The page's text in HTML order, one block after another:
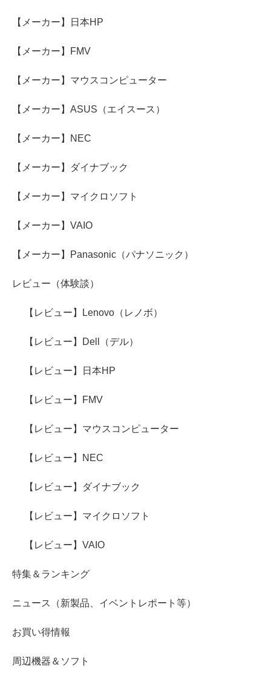
【メーカー】日本HP
【メーカー】FMV
【メーカー】マウスコンピューター
【メーカー】ASUS（エイスース）
【メーカー】NEC
【メーカー】ダイナブック
【メーカー】マイクロソフト
【メーカー】VAIO
【メーカー】Panasonic（パナソニック）
レビュー（体験談）
【レビュー】Lenovo（レノボ）
【レビュー】Dell（デル）
【レビュー】日本HP
【レビュー】FMV
【レビュー】マウスコンピューター
【レビュー】NEC
【レビュー】ダイナブック
【レビュー】マイクロソフト
【レビュー】VAIO
特集＆ランキング
ニュース（新製品、イベントレポート等）
お買い得情報
周辺機器＆ソフト